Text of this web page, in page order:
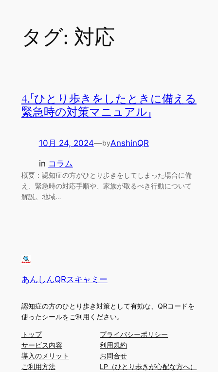
タグ: 対応
4.「ひとり歩きをしたときに備える
緊急時の対策マニュアル」
10月 24, 2024—byAnshinQR
in コラム
概要：認知症の方がひとり歩きをしてしまった場合に備
え、緊急時の対応手順や、家族が取るべき行動について
解説。地域…
あんしんQRスキャミー
認知症の方のひとり歩き対策として有効な、QRコードを
使ったシールをご利用ください。
トップ
サービス内容
導入のメリット
ご利用方法
プライバシーポリシー
利用規約
お問合せ
LP（ひとり歩きが心配な方へ）